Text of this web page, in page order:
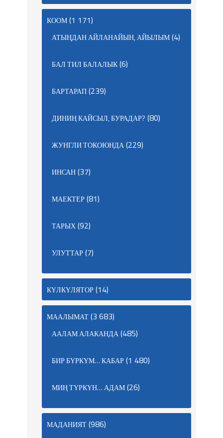
КООМ(1 171)
АТЫҢДАН АЙЛАНАЙЫН, АЙЫЛЫМ(4)
БАЛ ТИЛ БАЛАЛЫК(6)
БАРТАРАП(239)
ДИНИҢ КАЙСЫЛ, БУРАДАР? (80)
ЖУНГЛИ ТОКОЮНДА(229)
ИНСАН(37)
МАЕКТЕР(81)
ТАРЫХ(92)
УЛУТТАР(7)
КҮЛКҮЛЯТОР(14)
МААЛЫМАТ(3 683)
ААЛАМ АЛАКАНДА(485)
БИР БҮРКҮМ… КАБАР(1 480)
МИҢ ТҮРКҮН… АДАМ(26)
МАДАНИЯТ(986)